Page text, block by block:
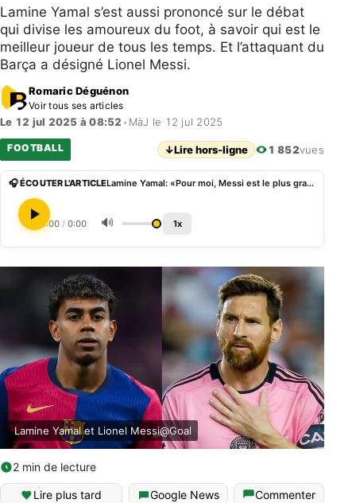
Lamine Yamal s’est aussi prononcé sur le débat
qui divise les amoureux du foot, à savoir qui est le
meilleur joueur de tous les temps. Et l’attaquant du
Barça a désigné Lionel Messi.
Romaric Déguénon
Voir tous ses articles
Le 12 jul 2025 à 08:52 • MàJ le 12 jul 2025
FOOTBALL ↓Lire hors-ligne 1 852vues
🎧 ÉCOUTER L'ARTICLE Lamine Yamal: «Pour moi, Messi est le plus grand joueur de l’histoire »
0:00 / 0:00 🔊 1x
Lamine Yamal et Lionel Messi@Goal
2 min de lecture
Lire plus tard Google News
Commenter